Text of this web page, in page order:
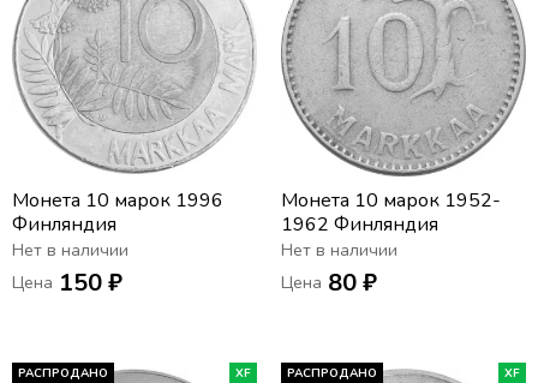
Монета 10 марок 1996
Финляндия
Нет в наличии
Цена 150 ₽
Монета 10 марок 1952-
1962 Финляндия
Нет в наличии
Цена 80 ₽
РАСПРОДАНО XF РАСПРОДАНО XF